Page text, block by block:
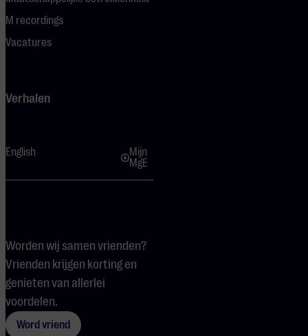
M recordings
Vacatures
Verhalen
English
Mijn
MgE
Worden wij samen vrienden?
Vrienden krijgen korting en
genieten van allerlei
voordelen.
Word vriend